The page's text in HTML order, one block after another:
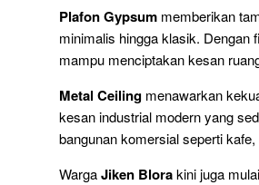
Plafon Gypsum memberikan
minimalis hingga klasik. Dengan
mampu menciptakan kesan
Metal Ceiling menawarkan
kesan industrial modern yang
bangunan komersial seperti
WargaJiken Blorakini juga